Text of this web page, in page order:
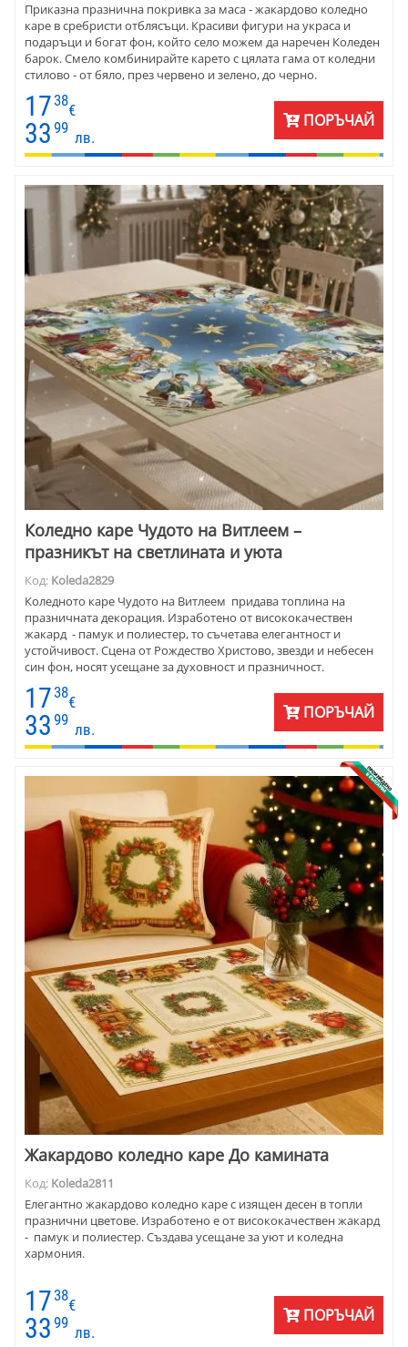
Приказна празнична покривка за маса - жакардово коледно
каре в сребристи отблясъци. Красиви фигури на украса и
подаръци и богат фон, който село можем да наречен Коледен
барок. Смело комбинирайте карето с цялата гама от коледни
стилово - от бяло, през червено и зелено, до черно.
Последното е хит на сезона. Зарадвайте семейството с това
богато жакардово каре за маса. Размери на карето 100 х 100
см. Материята е качествен жакард - памук и полиестер.
17 38
€
33 99
лв.
ПОРЪЧАЙ
Коледно каре Чудото на Витлеем –
празникът на светлината и уюта
Код: Koleda2829
Коледното каре Чудото на Витлеем придава топлина на
празничната декорация. Изработено от висококачествен
жакард - памук и полиестер, то съчетава елегантност и
устойчивост. Сцена от Рождество Христово, звезди и небесен
син фон, носят усещане за духовност и празничност.
Подходящо е за холна или трапезна маса, за уютен семеен
дом, църковни празници или заведения с класическа
атмосфера. Размерът 90x90 см е подходящ както за централна
декорация, така и като стилен подарък, който оставя спомен.
17 38
€
33 99
лв.
ПОРЪЧАЙ
Жакардово коледно каре До камината
Код: Koleda2811
Елегантно жакардово коледно каре с изящен десен в топли
празнични цветове. Изработено е от висококачествен жакард
- памук и полиестер. Създава усещане за уют и коледна
хармония.
17 38
€
33 99
лв.
ПОРЪЧАЙ